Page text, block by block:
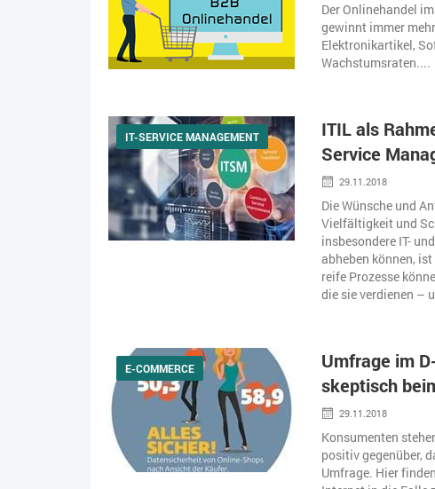
Der Onlinehandel
gewinnt immer
Elektronikartikel,
Wachstumsraten....
IT-SERVICE MANAGEMENT
ITIL als
Service
29.11.2018
Die Wünsche und
Vielfältigkeit und
insbesondere IT-
abheben können,
reife Prozesse
die sie verdienen –
E-COMMERCE
Umfrage im
skeptisch
29.11.2018
Konsumenten
positiv gegenüber,
Umfrage. Hier